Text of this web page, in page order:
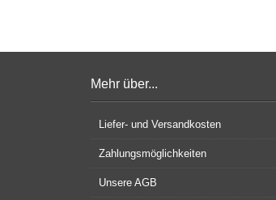
Mehr über...
Liefer- und Versandkosten
Zahlungsmöglichkeiten
Unsere AGB